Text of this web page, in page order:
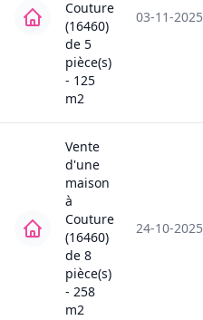
Couture
(16460)
de 5
pièce(s)
- 125
m2
03-11-2025
Vente
d'une
maison
à
Couture
(16460)
de 8
pièce(s)
- 258
m2
24-10-2025